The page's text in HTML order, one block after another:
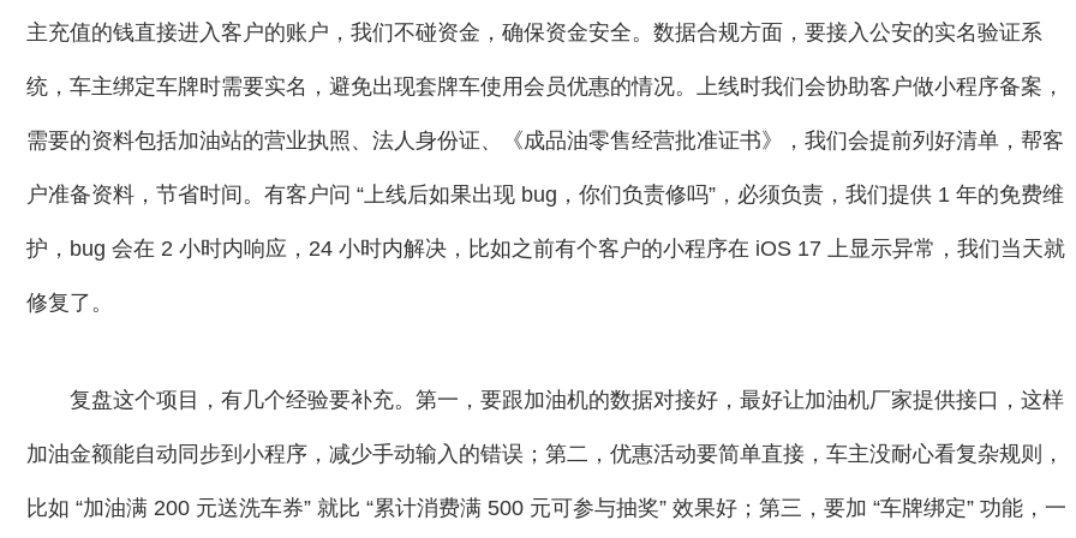
主充值的钱直接进入客户的账户，我们不碰资金，确保资金安全。数据合规方面，要接入公安的实名验证系
统，车主绑定车牌时需要实名，避免出现套牌车使用会员优惠的情况。上线时我们会协助客户做小程序备案，
需要的资料包括加油站的营业执照、法人身份证、《成品油零售经营批准证书》，我们会提前列好清单，帮客
户准备资料，节省时间。有客户问 “上线后如果出现 bug，你们负责修吗”，必须负责，我们提供 1 年的免费维
护，bug 会在 2 小时内响应，24 小时内解决，比如之前有个客户的小程序在 iOS 17 上显示异常，我们当天就
修复了。
复盘这个项目，有几个经验要补充。第一，要跟加油机的数据对接好，最好让加油机厂家提供接口，这样
加油金额能自动同步到小程序，减少手动输入的错误；第二，优惠活动要简单直接，车主没耐心看复杂规则，
比如 “加油满 200 元送洗车券” 就比 “累计消费满 500 元可参与抽奖” 效果好；第三，要加 “车牌绑定” 功能，一